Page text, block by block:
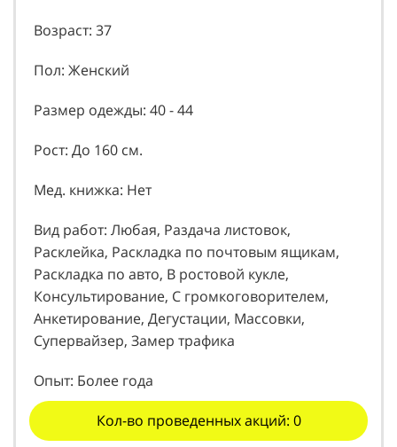
Возраст: 37
Пол: Женский
Размер одежды: 40 - 44
Рост: До 160 см.
Мед. книжка: Нет
Вид работ: Любая, Раздача листовок,
Расклейка, Раскладка по почтовым ящикам,
Раскладка по авто, В ростовой кукле,
Консультирование, С громкоговорителем,
Анкетирование, Дегустации, Массовки,
Супервайзер, Замер трафика
Опыт: Более года
Кол-во проведенных акций: 0